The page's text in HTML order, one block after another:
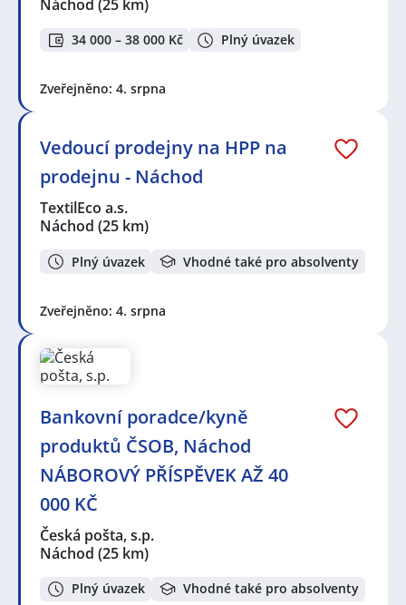
Náchod (25 km)
34 000 – 38 000 Kč Plný úvazek
Zveřejněno: 4. srpna
Vedoucí prodejny na HPP na
prodejnu - Náchod
TextilEco a.s.
Náchod (25 km)
Plný úvazek Vhodné také pro absolventy
Zveřejněno: 4. srpna
Bankovní poradce/kyně
produktů ČSOB, Náchod
NÁBOROVÝ PŘÍSPĚVEK AŽ 40
000 KČ
Česká pošta, s.p.
Náchod (25 km)
Plný úvazek Vhodné také pro absolventy